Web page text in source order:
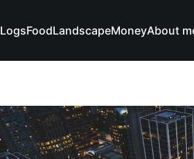
LogsFoodLandscapeMoneyAbout